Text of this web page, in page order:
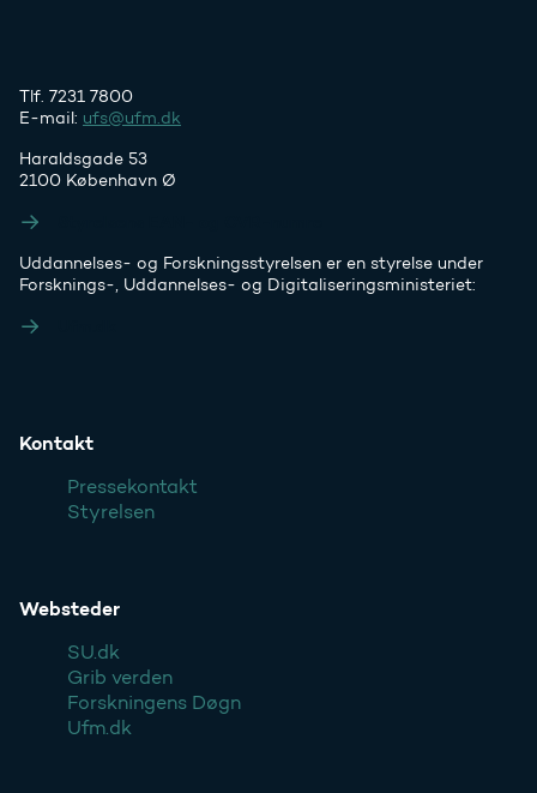
Tlf. 7231 7800
E-mail: ufs@ufm.dk
Haraldsgade 53
2100 København Ø
Uddannelses- og Forskningsstyrelsen er en styrelse under
Forsknings-, Uddannelses- og Digitaliseringsministeriet:
Kontakt
Pressekontakt
Styrelsen
Websteder
SU.dk
Grib verden
Forskningens Døgn
Ufm.dk